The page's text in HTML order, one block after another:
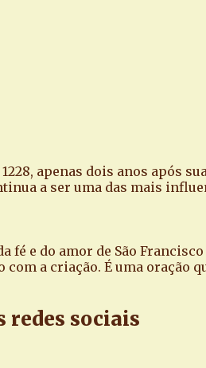
apenas dois anos após
a ser uma das mais
e do amor de São
a criação. É uma oração
redes sociais